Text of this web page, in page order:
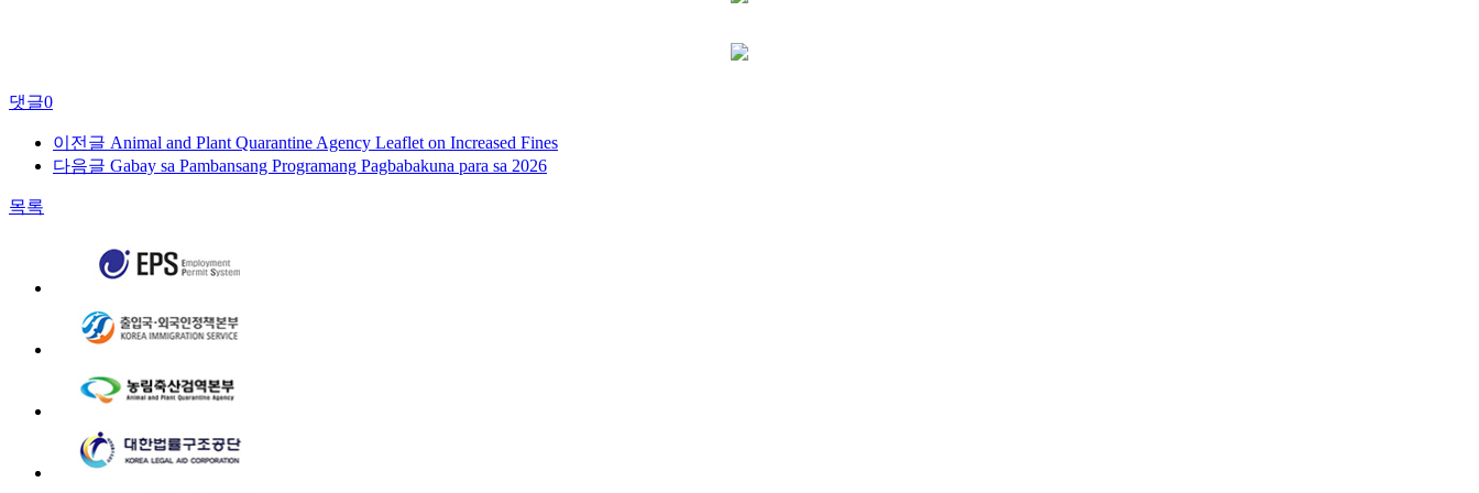
댓글0
이전글 Animal and Plant Quarantine Agency Leaflet on Increased Fines
다음글 Gabay sa Pambansang Programang Pagbabakuna para sa 2026
목록